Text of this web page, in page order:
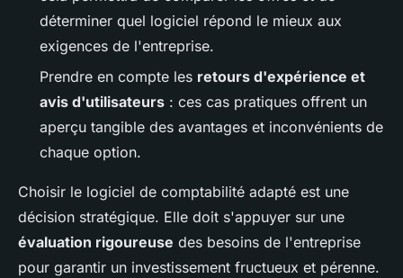
déterminer quel logiciel répond le mieux aux
exigences de l'entreprise.
Prendre en compte les retours d'expérience et
avis d'utilisateurs : ces cas pratiques offrent un
aperçu tangible des avantages et inconvénients de
chaque option.
Choisir le logiciel de comptabilité adapté est une
décision stratégique. Elle doit s'appuyer sur une
évaluation rigoureuse des besoins de l'entreprise
pour garantir un investissement fructueux et pérenne.